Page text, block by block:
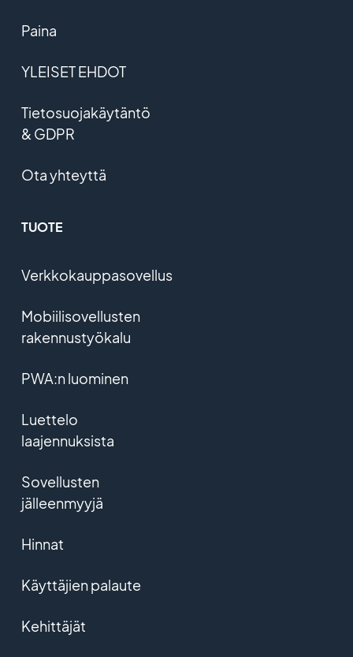
Paina
YLEISET EHDOT
Tietosuojakäytäntö
& GDPR
Ota yhteyttä
TUOTE
Verkkokauppasovellus
Mobiilisovellusten
rakennustyökalu
PWA:n luominen
Luettelo
laajennuksista
Sovellusten
jälleenmyyjä
Hinnat
Käyttäjien palaute
Kehittäjät